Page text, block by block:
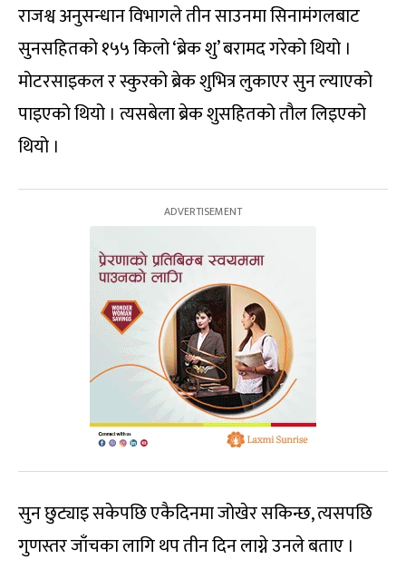
राजश्व अनुसन्धान विभागले तीन साउनमा सिनामंगलबाट
सुनसहितको १५५ किलो ‘ब्रेक शु’ बरामद गरेको थियो ।
मोटरसाइकल र स्कुरको ब्रेक शुभित्र लुकाएर सुन ल्याएको
पाइएको थियो । त्यसबेला ब्रेक शुसहितको तौल लिइएको
थियो ।
सुन छुट्याइ सकेपछि एकैदिनमा जोखेर सकिन्छ, त्यसपछि
गुणस्तर जाँचका लागि थप तीन दिन लाग्ने उनले बताए ।